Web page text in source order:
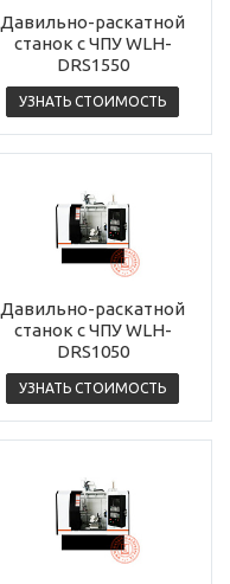
Давильно-раскатной
станок с ЧПУ WLH-
DRS1550
УЗНАТЬ СТОИМОСТЬ
Давильно-раскатной
станок с ЧПУ WLH-
DRS1050
УЗНАТЬ СТОИМОСТЬ